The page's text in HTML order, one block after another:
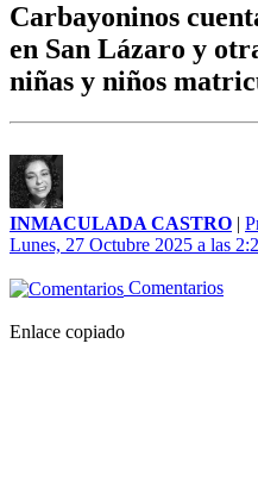
Carbayoninos
en San Lázaro y
niñas y niños
INMACULADA CASTRO |
Lunes, 27 Octubre 2025 a las
Comentarios
Enlace copiado